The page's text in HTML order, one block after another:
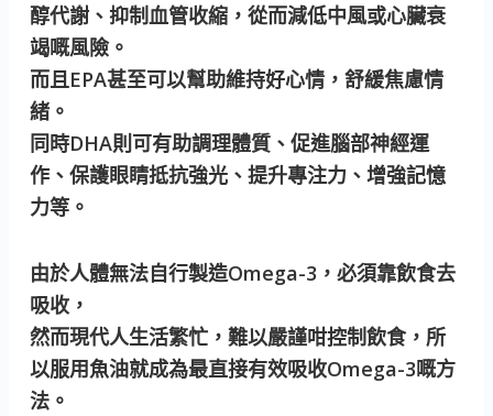
醇代謝、抑制血管收縮，從而減低中風或心臟衰
竭嘅風險。
而且EPA甚至可以幫助維持好心情，舒緩焦慮情
緒。
同時DHA則可有助調理體質、促進腦部神經運
作、保護眼睛抵抗強光、提升專注力、增強記憶
力等。
由於人體無法自行製造Omega-3，必須靠飲食去
吸收，
然而現代人生活繁忙，難以嚴謹咁控制飲食，所
以服用魚油就成為最直接有效吸收Omega-3嘅方
法。